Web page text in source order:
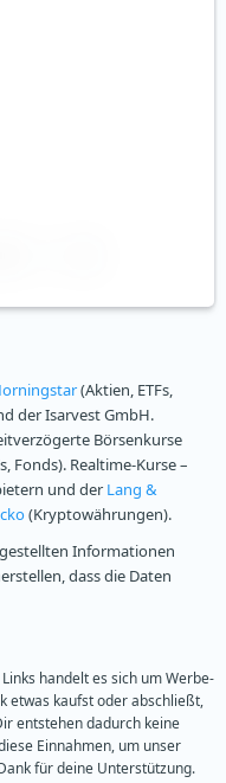
(Aktien, ETFs,
der Isarvest GmbH.
Börsenkurse
Fonds). Realtime-Kurse –
und der Lang &
(Kryptowährungen).
Informationen
dass die Daten
handelt es sich um Werbe-
etwas kaufst oder abschließt,
entstehen dadurch keine
Einnahmen, um unser
für deine Unterstützung.